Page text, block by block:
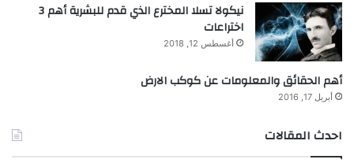
نيكولا تسلا المخترع الذي قدم للبشرية أهم 3
اختراعات
أغسطس 12, 2018
أهم الحقائق والمعلومات عن كوكب الارض
أبريل 17, 2016
احدث المقالات